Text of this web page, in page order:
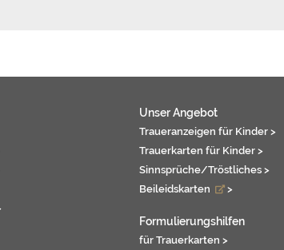
Unser Angebot
Traueranzeigen für Kinder >
Trauerkarten für Kinder >
Sinnsprüche/Tröstliches >
Beileidskarten
>
Formulierungshilfen
für Trauerkarten >